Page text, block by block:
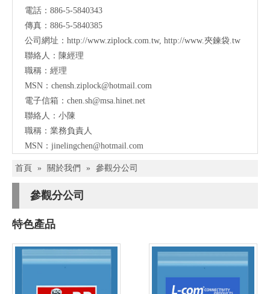
電話：886-5-5840343
傳真：886-5-5840385
公司網址： http://www.ziplock.com.tw, http://www.夾鍊袋.tw
聯絡人：陳經理
職稱：經理
MSN： chensh.ziplock@hotmail.com
電子信箱： chen.sh@msa.hinet.net
聯絡人：小陳
職稱：業務負責人
MSN： jinelingchen@hotmail.com
首頁 » 關於我們 » 參觀分公司
參觀分公司
特色產品